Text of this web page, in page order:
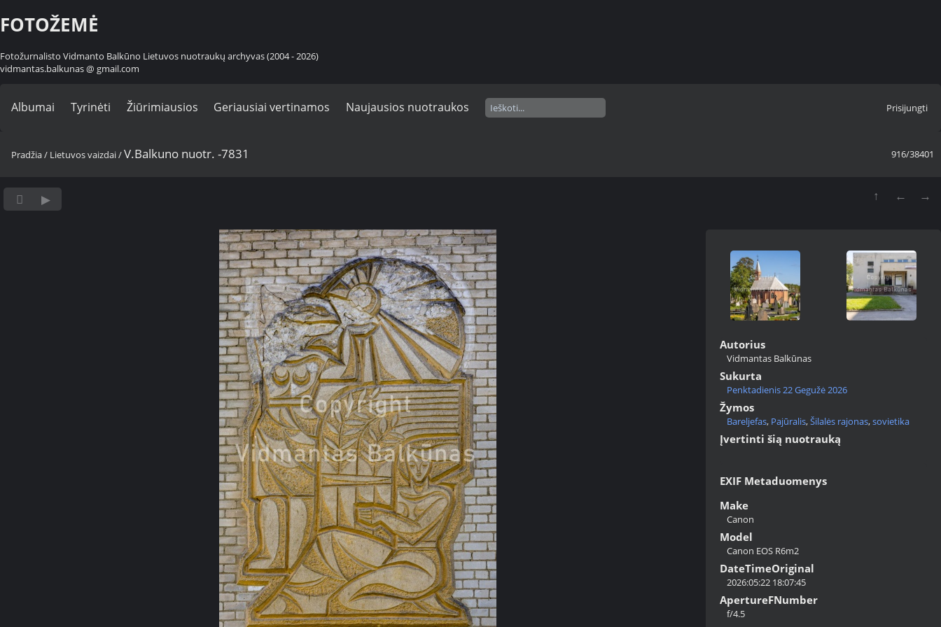
FOTOŽEMĖ
Fotožurnalisto Vidmanto Balkūno Lietuvos nuotraukų archyvas (2004 - 2026)
vidmantas.balkunas @ gmail.com
Albumai Tyrinėti Žiūrimiausios Geriausiai vertinamos Naujausios nuotraukos Prisijungti
916/38401
Pradžia/ Lietuvos vaizdai/V.Balkuno nuotr. -7831
Autorius
Vidmantas Balkūnas
Sukurta
Penktadienis 22 Gegužė 2026
Žymos
Bareljefas, Pajūralis,Šilalės rajonas,sovietika
Įvertinti šią nuotrauką
EXIF Metaduomenys
Make
Canon
Model
Canon EOS R6m2
DateTimeOriginal
2026:05:22 18:07:45
ApertureFNumber
f/4.5